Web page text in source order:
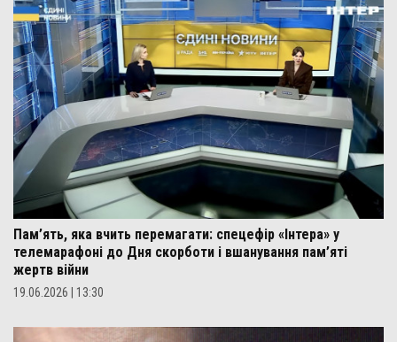
Пам’ять, яка вчить перемагати: спецефір «Інтера» у
телемарафоні до Дня скорботи і вшанування пам’яті
жертв війни
19.06.2026 | 13:30